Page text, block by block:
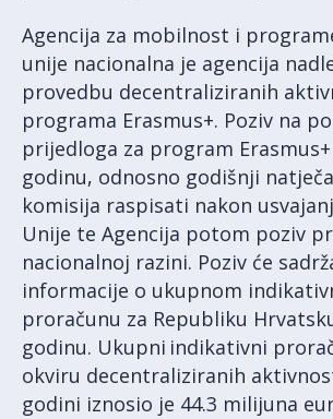
Agencija za mobilnost i
unije nacionalna je agencija
provedbu decentraliziranih
programa Erasmus+. Poziv na
prijedloga za program Erasmus+
godinu, odnosno godišnji
komisija raspisati nakon
Unije te Agencija potom poziv
nacionalnoj razini. Poziv će
informacije o ukupnom
proračunu za Republiku
godinu. Ukupni indikativni
okviru decentraliziranih
godini iznosio je 44.3 milijuna